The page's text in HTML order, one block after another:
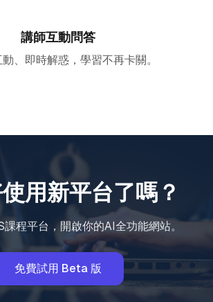
講師互動問答
、即時解惑，學習不再卡關。
用新平台了嗎？
課程平台，開啟你的AI全功能網站。
免費試用 Beta 版